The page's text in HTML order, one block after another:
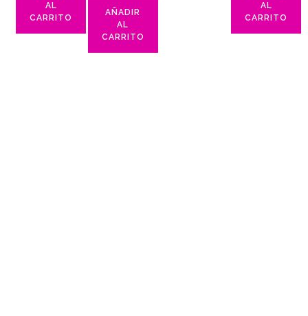
AL
CARRITO
AÑADIR
AL
CARRITO
AL
CARRITO